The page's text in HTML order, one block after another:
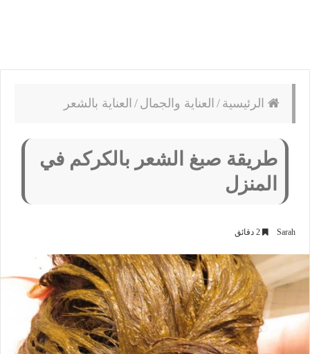
الرئيسية / العناية والجمال / العناية بالشعر
طريقة صبغ الشعر بالكركم في
المنزل
Sarah